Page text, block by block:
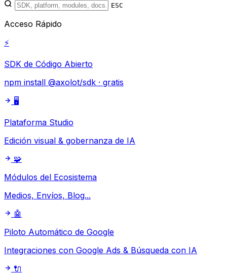
ESC
Acceso Rápido
⚡
SDK de Código Abierto
npm install @axolot/sdk · gratis
🖥️
Plataforma Studio
Edición visual & gobernanza de IA
🧩
Módulos del Ecosistema
Medios, Envíos, Blog...
🤖
Piloto Automático de Google
Integraciones con Google Ads & Búsqueda con IA
🔌